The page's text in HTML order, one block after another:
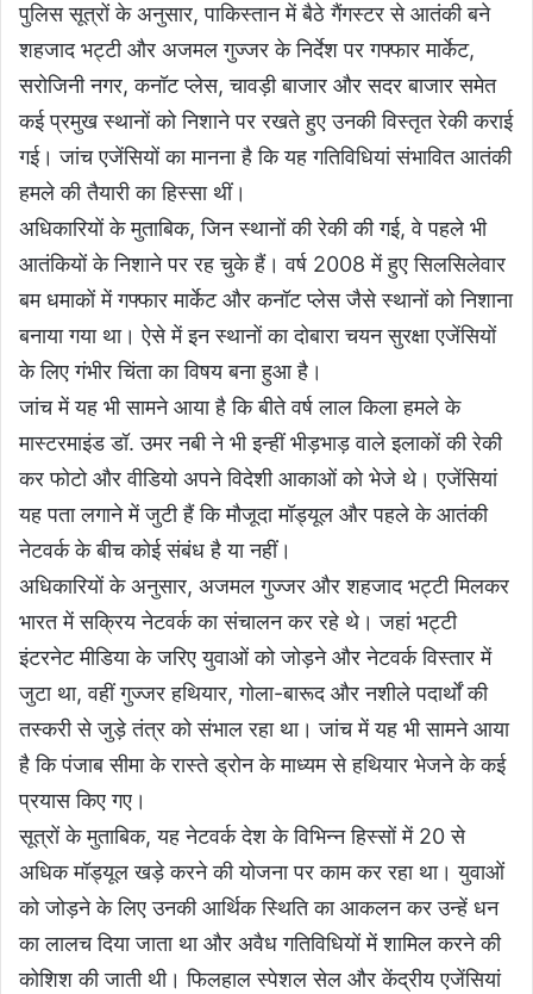
पुलिस सूत्रों के अनुसार, पाकिस्तान में बैठे गैंगस्टर से आतंकी बने
शहजाद भट्टी और अजमल गुज्जर के निर्देश पर गफ्फार मार्केट,
सरोजिनी नगर, कनॉट प्लेस, चावड़ी बाजार और सदर बाजार समेत
कई प्रमुख स्थानों को निशाने पर रखते हुए उनकी विस्तृत रेकी कराई
गई। जांच एजेंसियों का मानना है कि यह गतिविधियां संभावित आतंकी
हमले की तैयारी का हिस्सा थीं।
अधिकारियों के मुताबिक, जिन स्थानों की रेकी की गई, वे पहले भी
आतंकियों के निशाने पर रह चुके हैं। वर्ष 2008 में हुए सिलसिलेवार
बम धमाकों में गफ्फार मार्केट और कनॉट प्लेस जैसे स्थानों को निशाना
बनाया गया था। ऐसे में इन स्थानों का दोबारा चयन सुरक्षा एजेंसियों
के लिए गंभीर चिंता का विषय बना हुआ है।
जांच में यह भी सामने आया है कि बीते वर्ष लाल किला हमले के
मास्टरमाइंड डॉ. उमर नबी ने भी इन्हीं भीड़भाड़ वाले इलाकों की रेकी
कर फोटो और वीडियो अपने विदेशी आकाओं को भेजे थे। एजेंसियां
यह पता लगाने में जुटी हैं कि मौजूदा मॉड्यूल और पहले के आतंकी
नेटवर्क के बीच कोई संबंध है या नहीं।
अधिकारियों के अनुसार, अजमल गुज्जर और शहजाद भट्टी मिलकर
भारत में सक्रिय नेटवर्क का संचालन कर रहे थे। जहां भट्टी
इंटरनेट मीडिया के जरिए युवाओं को जोड़ने और नेटवर्क विस्तार में
जुटा था, वहीं गुज्जर हथियार, गोला-बारूद और नशीले पदार्थों की
तस्करी से जुड़े तंत्र को संभाल रहा था। जांच में यह भी सामने आया
है कि पंजाब सीमा के रास्ते ड्रोन के माध्यम से हथियार भेजने के कई
प्रयास किए गए।
सूत्रों के मुताबिक, यह नेटवर्क देश के विभिन्न हिस्सों में 20 से
अधिक मॉड्यूल खड़े करने की योजना पर काम कर रहा था। युवाओं
को जोड़ने के लिए उनकी आर्थिक स्थिति का आकलन कर उन्हें धन
का लालच दिया जाता था और अवैध गतिविधियों में शामिल करने की
कोशिश की जाती थी। फिलहाल स्पेशल सेल और केंद्रीय एजेंसियां